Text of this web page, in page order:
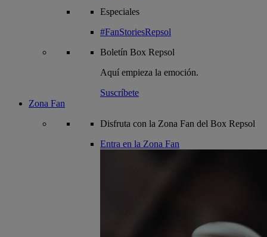
Especiales
#FanStoriesRepsol
Boletín Box Repsol
Aquí empieza la emoción.
Suscríbete
Zona Fan
Disfruta con la Zona Fan del Box Repsol
Entra en la Zona Fan